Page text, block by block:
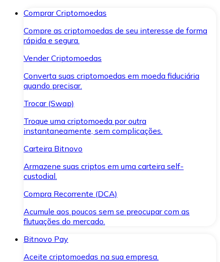
Comprar Criptomoedas
Compre as criptomoedas de seu interesse de forma
rápida e segura.
Vender Criptomoedas
Converta suas criptomoedas em moeda fiduciária
quando precisar.
Trocar (Swap)
Troque uma criptomoeda por outra
instantaneamente, sem complicações.
Carteira Bitnovo
Armazene suas criptos em uma carteira self-
custodial.
Compra Recorrente (DCA)
Acumule aos poucos sem se preocupar com as
flutuações do mercado.
Bitnovo Pay
Aceite criptomoedas na sua empresa.